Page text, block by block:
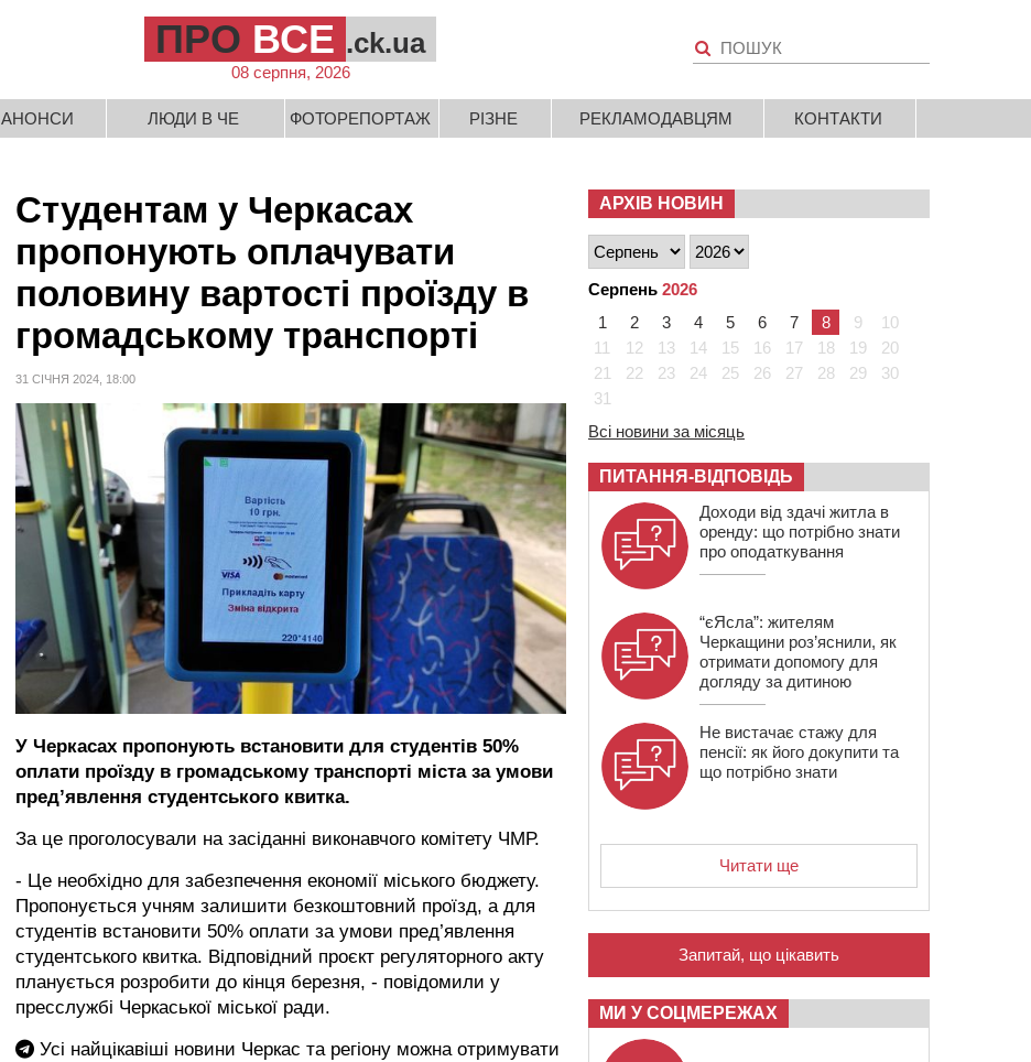
ПРО ВСЕ .ck.ua
08 серпня, 2026
АНОНСИ ЛЮДИ В ЧЕ ФОТОРЕПОРТАЖ РІЗНЕ РЕКЛАМОДАВЦЯМ КОНТАКТИ
Студентам у Черкасах
пропонують оплачувати
половину вартості проїзду в
громадському транспорті
31 СІЧНЯ 2024, 18:00
У Черкасах пропонують встановити для студентів 50%
оплати проїзду в громадському транспорті міста за умови
пред’явлення студентського квитка.
За це проголосували на засіданні виконавчого комітету ЧМР.
- Це необхідно для забезпечення економії міського бюджету.
Пропонується учням залишити безкоштовний проїзд, а для
студентів встановити 50% оплати за умови пред’явлення
студентського квитка. Відповідний проєкт регуляторного акту
планується розробити до кінця березня, - повідомили у
пресслужбі Черкаської міської ради.
Усі найцікавіші новини Черкас та регіону можна отримувати
АРХІВ НОВИН
Серпень 2026
1
2 3 4 5 6 7 8 9
10
11
12 13 14 15 16 17 18 19
20
21
22 23 24 25 26 27 28 29
30
31
Всі новини за місяць
ПИТАННЯ-ВІДПОВІДЬ
Доходи від здачі житла в
оренду: що потрібно знати
про оподаткування
“єЯсла”: жителям
Черкащини роз’яснили, як
отримати допомогу для
догляду за дитиною
Не вистачає стажу для
пенсії: як його докупити та
що потрібно знати
Читати ще
Запитай, що цікавить
МИ У СОЦМЕРЕЖАХ